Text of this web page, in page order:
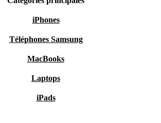
iPhones
Téléphones Samsung
MacBooks
Laptops
iPads